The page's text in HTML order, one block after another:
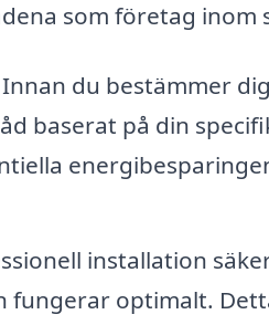
som företag inom
Innan du bestämmer
baserat på din
installation
fungerar optimalt.